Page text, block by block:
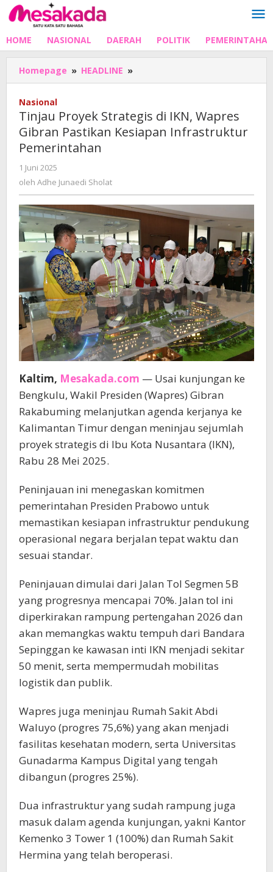
Lewati
ke
HOME NASIONAL DAERAH POLITIK
Homepage » HEADLINE »
Proyek
IKN,
Wapres
Pemerintahan
Nasional
Tinjau Proyek Strategis di IKN, Wapres
Gibran Pastikan Kesiapan Infrastruktur
Pemerintahan
1 Juni 2025
oleh Adhe Junaedi Sholat
Kaltim, Mesakada.com — Usai kunjungan ke
Bengkulu, Wakil Presiden (Wapres) Gibran
Rakabuming melanjutkan agenda kerjanya ke
Kalimantan Timur dengan meninjau sejumlah
proyek strategis di Ibu Kota Nusantara (IKN),
Rabu 28 Mei 2025.
Peninjauan ini menegaskan komitmen
pemerintahan Presiden Prabowo untuk
memastikan kesiapan infrastruktur pendukung
operasional negara berjalan tepat waktu dan
sesuai standar.
Peninjauan dimulai dari Jalan Tol Segmen 5B
yang progresnya mencapai 70%. Jalan tol ini
diperkirakan rampung pertengahan 2026 dan
akan memangkas waktu tempuh dari Bandara
Sepinggan ke kawasan inti IKN menjadi sekitar
50 menit, serta mempermudah mobilitas
logistik dan publik.
Wapres juga meninjau Rumah Sakit Abdi
Waluyo (progres 75,6%) yang akan menjadi
fasilitas kesehatan modern, serta Universitas
Gunadarma Kampus Digital yang tengah
dibangun (progres 25%).
Dua infrastruktur yang sudah rampung juga
masuk dalam agenda kunjungan, yakni Kantor
Kemenko 3 Tower 1 (100%) dan Rumah Sakit
Hermina yang telah beroperasi.